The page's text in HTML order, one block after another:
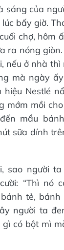
sáng của
bấy giờ.
chợ, hôm
ra nóng
nếu ở nhà thì
mà ngày
hiệu Nestlé
mớm mồi
mẩu
sữa dính
sao người
“Thì nó
tẻ, bánh
người ta
có bột mì